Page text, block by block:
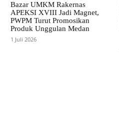
Bazar UMKM Rakernas
APEKSI XVIII Jadi Magnet,
PWPM Turut Promosikan
Produk Unggulan Medan
1 Juli 2026